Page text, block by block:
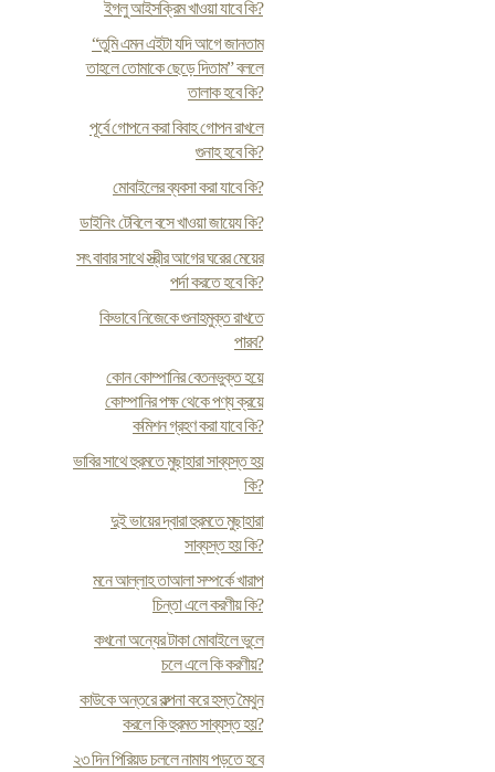
ইগলু আইসক্রিম খাওয়া যাবে কি?
“তুমি এমন এইটা যদি আগে জানতাম
তাহলে তোমাকে ছেড়ে দিতাম” বললে
তালাক হবে কি?
পূর্বে গোপনে করা বিবাহ গোপন রাখলে
গুনাহ হবে কি?
মোবাইলের ব্যবসা করা যাবে কি?
ডাইনিং টেবিলে বসে খাওয়া জায়েয কি?
সৎ বাবার সাথে স্ত্রীর আগের ঘরের মেয়ের
পর্দা করতে হবে কি?
কিভাবে নিজেকে গুনাহমুক্ত রাখতে
পারব?
কোন কোম্পানির বেতনভুক্ত হয়ে
কোম্পানির পক্ষ থেকে পণ্য ক্রয়ে
কমিশন গ্রহণ করা যাবে কি?
ভাবির সাথে হুরমতে মুছাহারা সাব্যস্ত হয়
কি?
দুই ভায়ের দ্বারা হুরমতে মুছাহারা
সাব্যস্ত হয় কি?
মনে আল্লাহ তাআলা সম্পর্কে খারাপ
চিন্তা এলে করণীয় কি?
কখনো অন্যের টাকা মোবাইলে ভুলে
চলে এলে কি করণীয়?
কাউকে অন্তরে কল্পনা করে হস্ত মৈথুন
করলে কি হুরমত সাব্যস্ত হয়?
২৩ দিন পিরিয়ড চললে নামায পড়তে হবে